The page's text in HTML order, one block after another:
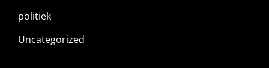
politiek
Uncategorized